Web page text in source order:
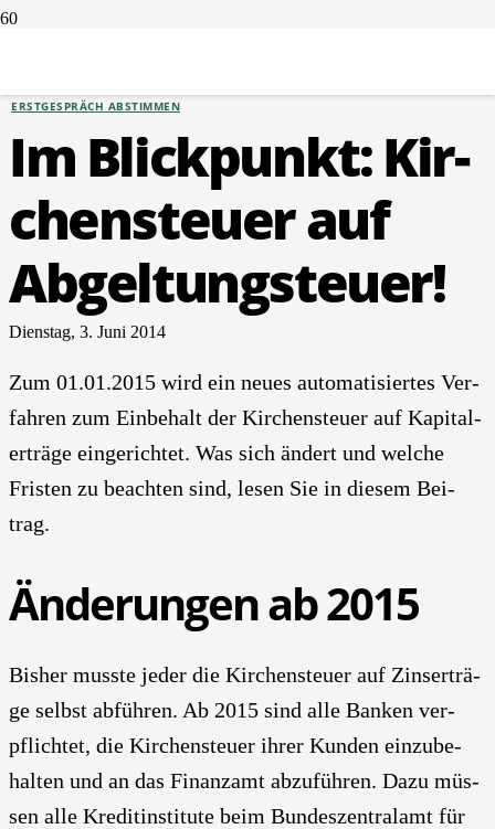
ERSTGESPRÄCH ABSTIMMEN
Im Blick­punkt: Kir­
chen­steu­er auf
Abgel­tung­s­teu­er!
Dienstag, 3. Juni 2014
Zum 01.01.2015 wird ein neu­es auto­ma­ti­sier­tes Ver­
fah­ren zum Ein­be­halt der Kir­chen­steu­er auf Kapi­tal­
erträ­ge ein­ge­rich­tet. Was sich ändert und wel­che
Fris­ten zu beach­ten sind, lesen Sie in die­sem Bei­
trag.
Ände­run­gen ab 2015
Bis­her muss­te jeder die Kir­chen­steu­er auf Zins­er­trä­
ge selbst abfüh­ren. Ab 2015 sind alle Ban­ken ver­
pflich­tet, die Kir­chen­steu­er ihrer Kun­den ein­zu­be­
hal­ten und an das Finanz­amt abzu­füh­ren. Dazu müs­
sen alle Kre­dit­in­sti­tu­te beim Bun­des­zen­tral­amt für